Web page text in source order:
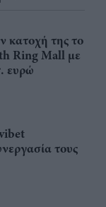
κατοχή της το
Ring Mall με
ευρώ
τους